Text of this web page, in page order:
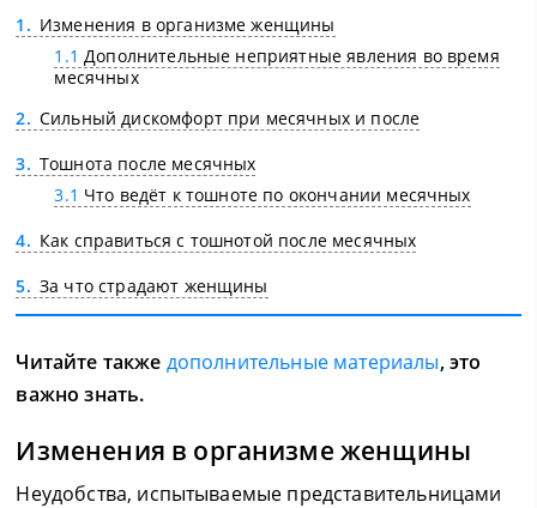
1
Изменения в организме женщины
1.1 Дополнительные неприятные явления во время
месячных
2
Сильный дискомфорт при месячных и после
3
Тошнота после месячных
3.1 Что ведёт к тошноте по окончании месячных
4
Как справиться с тошнотой после месячных
5
За что страдают женщины
Читайте также дополнительные материалы, это
важно знать.
Изменения в организме женщины
Неудобства, испытываемые представительницами